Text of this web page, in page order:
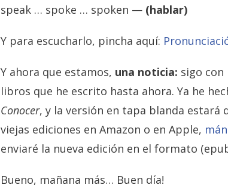
speak … spoke … spoken — (hablar)
Y para escucharlo, pincha aquí:
Y ahora que estamos, una noticia: sigo
libros que he escrito hasta ahora. Ya he
Conocer, y la versión en tapa blanda estará
viejas ediciones en Amazon o en Apple,
enviaré la nueva edición en el formato
Bueno, mañana más… Buen día!